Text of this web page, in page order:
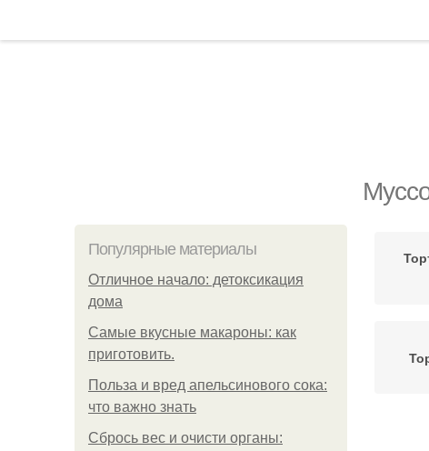
Популярные материалы
Отличное начало: детоксикация
дома
Самые вкусные макароны: как
приготовить.
Польза и вред апельсинового сока:
что важно знать
Сбрось вес и очисти органы: